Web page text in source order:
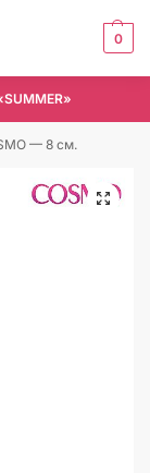
0
— 8 см.